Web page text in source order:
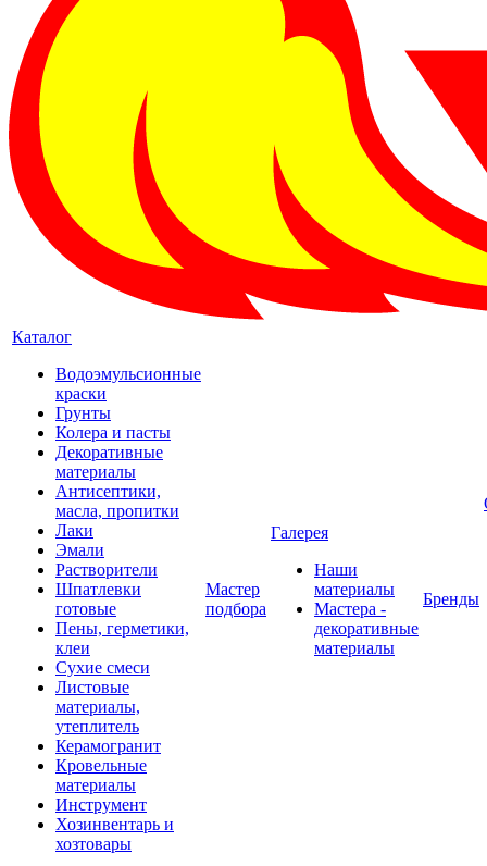
Каталог
Водоэмульсионные
краски
Грунты
Колера и пасты
Декоративные
материалы
Антисептики,
масла, пропитки
Лаки
Эмали
Растворители
Шпатлевки
готовые
Пены, герметики,
клеи
Сухие смеси
Листовые
материалы,
утеплитель
Керамогранит
Кровельные
материалы
Инструмент
Хозинвентарь и
хозтовары
Мастер
подбора
Галерея
Наши
материалы
Мастера -
декоративные
материалы
Бренды